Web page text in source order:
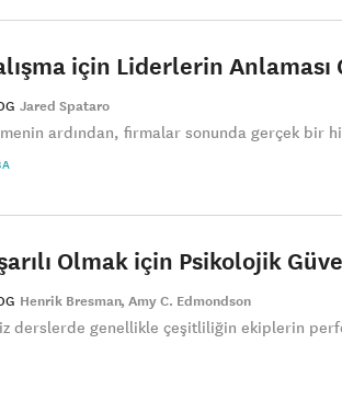
için Liderlerin Anlaması
Jared Spataro
ardından, firmalar sonunda gerçek bir
Olmak için Psikolojik
Henrik Bresman Amy C. Edmondson
derslerde genellikle çeşitliliğin ekiplerin